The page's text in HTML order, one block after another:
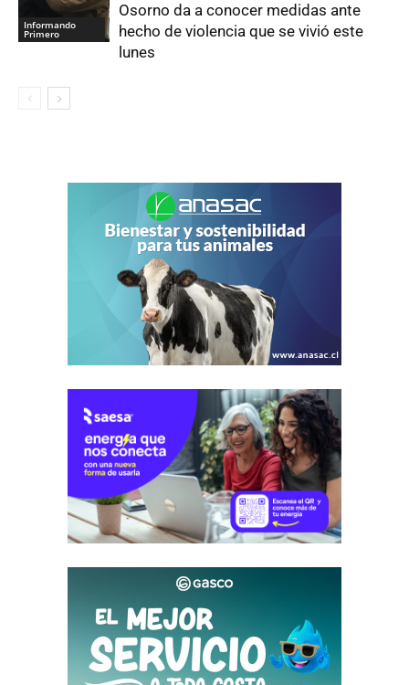
Informando
Primero
Osorno da a conocer medidas ante
hecho de violencia que se vivió este
lunes